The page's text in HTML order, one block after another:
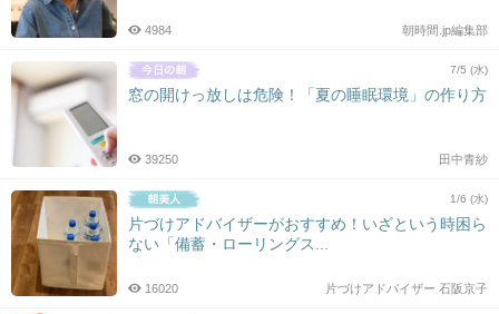
朝時間.jp編集部
4984
7/5 (水)
窓の開けっ放しは危険！「夏の睡眠環境」の作り方
田中青紗
39250
1/6 (水)
片づけアドバイザーがおすすめ！いざという時困ら
ない「備蓄・ローリングス...
片づけアドバイザー 石阪京子
16020